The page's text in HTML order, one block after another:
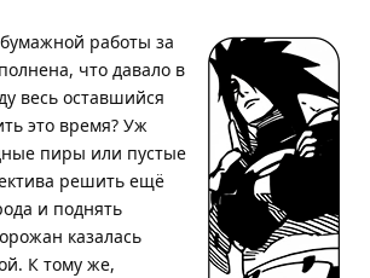
работы за
что давало в
весь оставшийся
это время? Уж
пиры или пустые
решить ещё
и поднять
казалась
К тому же,